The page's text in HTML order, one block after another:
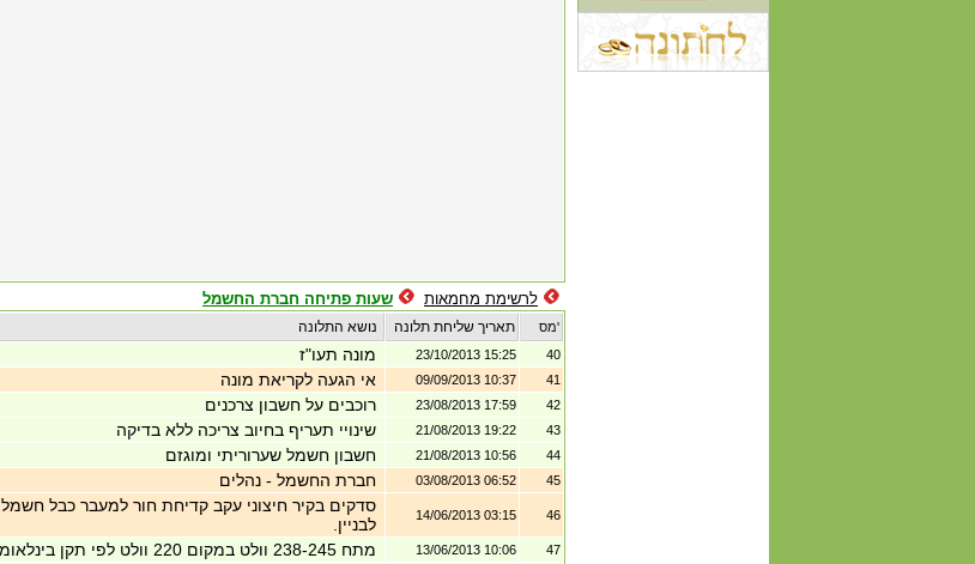
שעות פתיחה חברת החשמל לרשימת מחמאות
תאריך שליחת תלונה מס'
מונה תעו"ז 23/10/2013 15:25 40
אי הגעה לקריאת מונה 09/09/2013 10:37 41
רוכבים על חשבון צרכנים 23/08/2013 17:59 42
שינויי תעריף בחיוב צריכה ללא בדיקה 21/08/2013 19:22 43
חשבון חשמל שערוריתי ומוגזם 21/08/2013 10:56 44
חברת החשמל - נהלים 03/08/2013 06:52 45
סדקים בקיר חיצוני עקב קדיחת חור למעבר כבל חשמל
לבניין.
14/06/2013 03:15 46
מתח 238-245 וולט במקום 220 וולט לפי תקן בינלאומי! 13/06/2013 10:06 47